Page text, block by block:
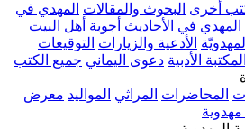
والمقالات المهدي في
أجوبة أهل البيت
والزيارات التوقيعات
دعوى اليماني جميع الكتب
المراثي المواليد معرض